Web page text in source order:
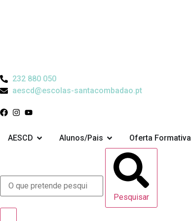
232 880 050
aescd@escolas-santacombadao.pt
AESCD Alunos/Pais Oferta Formativa
Pesquisar